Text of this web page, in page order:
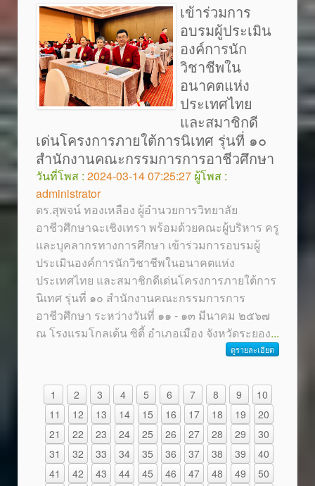
เข้าร่วมการ
อบรมผู้ประเมิน
องค์การนัก
วิชาชีพใน
อนาคตแห่ง
ประเทศไทย
และสมาชิกดี
เด่นโครงการภายใต้การนิเทศ รุ่นที่ ๑๐
สำนักงานคณะกรรมการการอาชีวศึกษา
วันที่โพส : 2024-03-14 07:25:27 ผู้โพส :
administrator
ดร.สุพจน์ ทองเหลือง ผู้อำนวยการวิทยาลัย
อาชีวศึกษาฉะเชิงเทรา พร้อมด้วยคณะผู้บริหาร ครู
และบุคลากรทางการศึกษา เข้าร่วมการอบรมผู้
ประเมินองค์การนักวิชาชีพในอนาคตแห่ง
ประเทศไทย และสมาชิกดีเด่นโครงการภายใต้การ
นิเทศ รุ่นที่ ๑๐ สำนักงานคณะกรรมการการ
อาชีวศึกษา ระหว่างวันที่ ๑๑ - ๑๓ มีนาคม ๒๕๖๗
ณ โรงแรมโกลเด้น ซิตี้ อำเภอเมือง จังหวัดระยอง...
ดูรายละเอียด
1 2 3 4 5 6 7 8 9
10
11
12 13 14 15 16 17 18 19
20
21
22 23 24 25 26 27 28 29
30
31
32 33 34 35 36 37 38 39
40
41
42 43 44 45 46 47 48 49
50